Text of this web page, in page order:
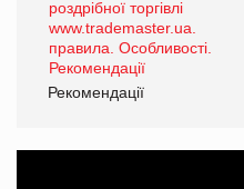
Рекомендації